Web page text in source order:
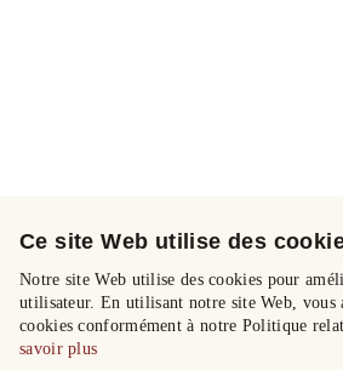
Ce site Web utilise des
Notre site Web utilise des cookies pour
utilisateur. En utilisant notre site Web, vous
cookies conformément à notre Politique
savoir plus